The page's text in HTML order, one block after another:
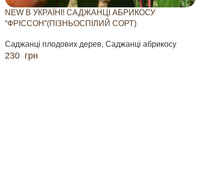
NEW В УКРАЇНІ! САДЖАНЦІ АБРИКОСУ
“ФРІССОН”(ПІЗНЬОСПІЛИЙ СОРТ)
Саджанці плодових дерев, Саджанці абрикосу
230 грн